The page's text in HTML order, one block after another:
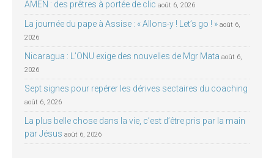
AMEN : des prêtres à portée de clic août 6, 2026
La journée du pape à Assise : « Allons-y ! Let’s go ! » août 6,
2026
Nicaragua : L’ONU exige des nouvelles de Mgr Mata août 6,
2026
Sept signes pour repérer les dérives sectaires du coaching
août 6, 2026
La plus belle chose dans la vie, c’est d’être pris par la main
par Jésus août 6, 2026